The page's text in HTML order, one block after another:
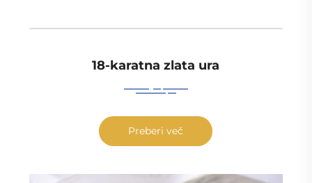
18-karatna zlata ura
Preberi več